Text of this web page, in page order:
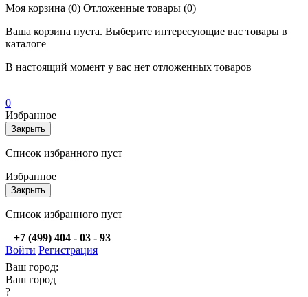
Моя корзина (0) Отложенные товары (0)
Ваша корзина пуста. Выберите интересующие вас товары в
каталоге
В настоящий момент у вас нет отложенных товаров
0
Избранное
Закрыть
Список избранного пуст
Избранное
Закрыть
Список избранного пуст
+7 (499) 404 - 03 - 93
Войти Регистрация
Ваш город:
Ваш город
?